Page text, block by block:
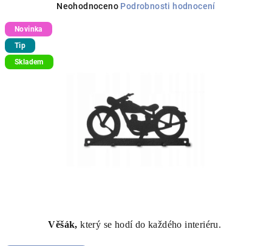
Věšák, který se hodí do každého interiéru.
Průměrné
Neohodnoceno Podrobnosti hodnocení
Novinka
Tip
Skladem